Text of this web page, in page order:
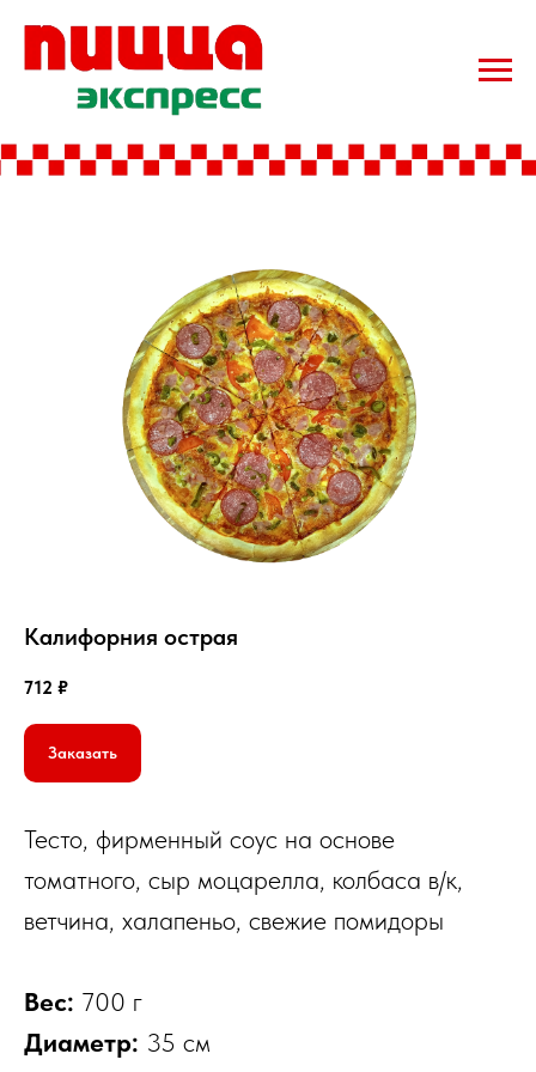
Калифорния острая
712 ₽
Заказать
Тесто, фирменный соус на основе
томатного, сыр моцарелла, колбаса в/к,
ветчина, халапеньо, свежие помидоры
Вес: 700 г
Диаметр: 35 см
Пицца Экспресс
ИП Елисеенко А.К. ИНН: 503506837890
Создано